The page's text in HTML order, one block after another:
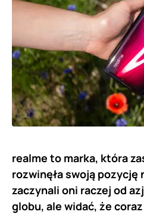
realme to marka, która
rozwinęła swoją pozycję
zaczynali oni raczej od
globu, ale widać, że